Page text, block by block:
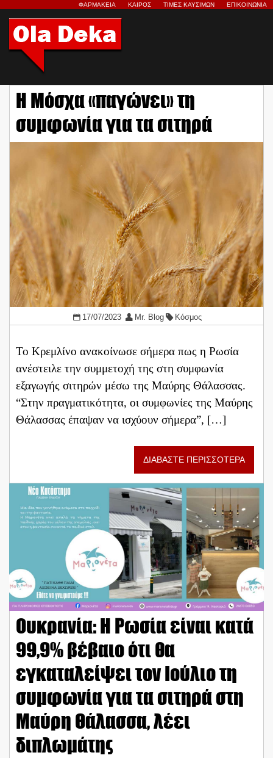
ΦΑΡΜΑΚΕΙΑ ΚΑΙΡΟΣ ΤΙΜΕΣ ΚΑΥΣΙΜΩΝ ΕΠΙΚΟΙΝΩΝΙΑ
Η Μόσχα «παγώνει» τη
συμφωνία για τα σιτηρά
17/07/2023 Mr. Blog Κόσμος
Το Κρεμλίνο ανακοίνωσε σήμερα πως η Ρωσία
ανέστειλε την συμμετοχή της στη συμφωνία
εξαγωγής σιτηρών μέσω της Μαύρης Θάλασσας.
“Στην πραγματικότητα, οι συμφωνίες της Μαύρης
Θάλασσας έπαψαν να ισχύουν σήμερα”, […]
ΔΙΑΒΑΣΤΕ ΠΕΡΙΣΣΟΤΕΡΑ
Ουκρανία: Η Ρωσία είναι κατά
99,9% βέβαιο ότι θα
εγκαταλείψει τον Ιούλιο τη
συμφωνία για τα σιτηρά στη
Μαύρη Θάλασσα, λέει
διπλωμάτης